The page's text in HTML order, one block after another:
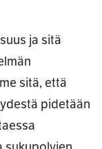
ja sitä
sitä, että
pidetään